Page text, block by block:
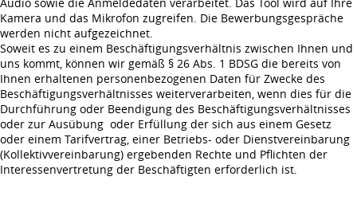
Kamera und das Mikrofon zugreifen. Die Bewerbungsgespräche
werden nicht aufgezeichnet.
Soweit es zu einem Beschäftigungsverhältnis zwischen Ihnen und
uns kommt, können wir gemäß § 26 Abs. 1 BDSG die bereits von
Ihnen erhaltenen personenbezogenen Daten für Zwecke des
Beschäftigungsverhältnisses weiterverarbeiten, wenn dies für die
Durchführung oder Beendigung des Beschäftigungsverhältnisses
oder zur Ausübung oder Erfüllung der sich aus einem Gesetz
oder einem Tarifvertrag, einer Betriebs- oder Dienstvereinbarung
(Kollektivvereinbarung) ergebenden Rechte und Pflichten der
Interessenvertretung der Beschäftigten erforderlich ist.